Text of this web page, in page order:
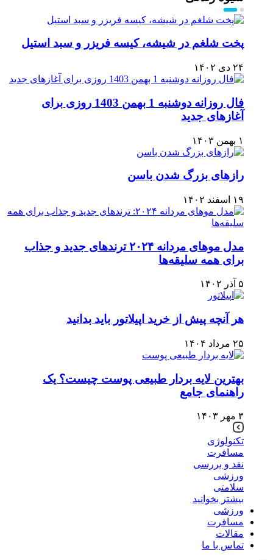
پخت شلغم در شیشه، کیسه فریزر و سبد استیل
۲۴ دی ۱۴۰۲
فال روزانه دوشنبه 1 بهمن 1403 روزی برای
آغازهای جدید
۱ بهمن ۱۴۰۳
رازهای بزرگ شدن باسن
۱۹ اسفند ۱۴۰۲
مدل موهای مردانه ۲۰۲۴ ترندهای جدید و جذاب
برای همه سلیقه‌ها
۵ آذر ۱۴۰۲
هر آنچه پیش از خرید اپیلاتور باید بدانید
۲۵ مرداد ۱۴۰۴
بهترین لایه بردار طبیعی پوست چیست؟ یک
راهنمای جامع
۳ مهر ۱۴۰۳
تکنولوژی
مسافرت
نقد و بررسی
ورزشی
سلامتی
بیشتر بخوانید
ورزشی
مسافرت
مقالات
تماس با ما